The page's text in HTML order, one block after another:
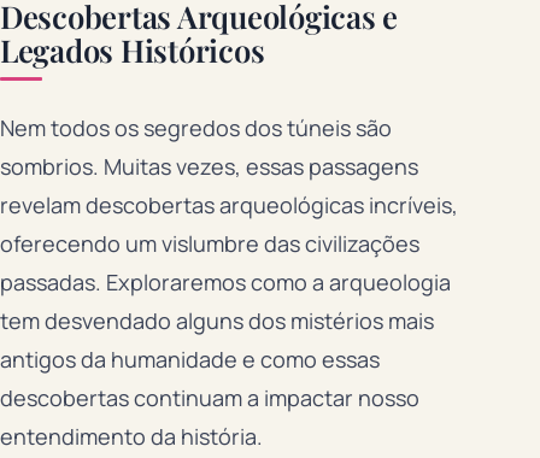
Descobertas Arqueológicas e
Legados Históricos
Nem todos os segredos dos túneis são
sombrios. Muitas vezes, essas passagens
revelam descobertas arqueológicas incríveis,
oferecendo um vislumbre das civilizações
passadas. Exploraremos como a arqueologia
tem desvendado alguns dos mistérios mais
antigos da humanidade e como essas
descobertas continuam a impactar nosso
entendimento da história.